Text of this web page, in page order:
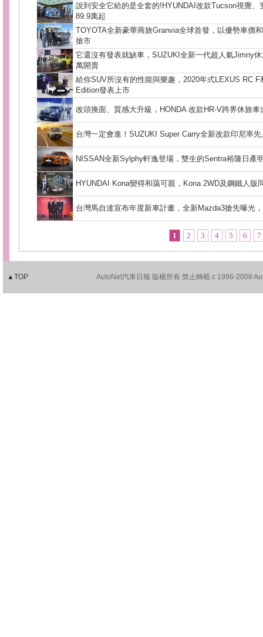
說到安全它給的是全套的!HYUNDAI改款Tucson視覺、
89.9萬起
TOYOTA全新豪華商旅Granvia全球首發，以優勢車價
搶市
它還沒有發表就缺車，SUZUKI全新一代超人氣Jimny
萬開賣
給你SUV所沒有的性能與樂趣，2020年式LEXUS RC
Edition發表上市
改頭換面、質感大升級，HONDA 改款HR-V跨界休旅
台灣一定會進！SUZUKI Super Carry全新改款印尼率
NISSAN全新Sylphy軒逸登場，雙生的Sentra裕隆日產
HYUNDAI Kona變得和藹可親，Kona 2WD及鋼鐵人版
台灣馬自達宣布年度新車計畫，全新Mazda3搶先曝光
1 2 3 4 5 6 7
▲TOP AutoNet汽車日報 版權所有 禁止轉載 c 1996-2008